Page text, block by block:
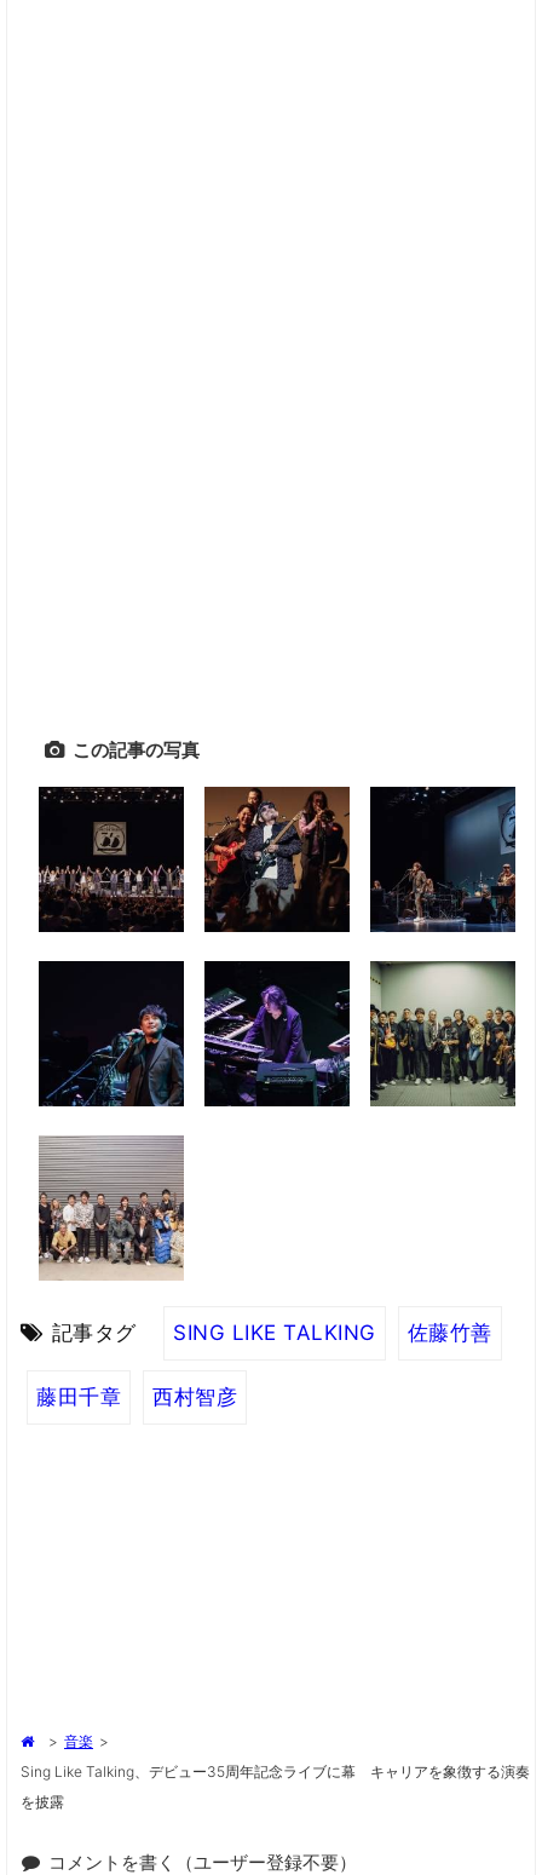
この記事の写真
記事タグ SING LIKE TALKING 佐藤竹善
藤田千章 西村智彦
> 音楽 >
Sing Like Talking、デビュー35周年記念ライブに幕 キャリアを象徴する演奏
を披露
コメントを書く（ユーザー登録不要）